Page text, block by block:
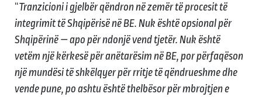
“Tranzicioni i gjelbër qëndron në zemër të procesit të
integrimit të Shqipërisë në BE. Nuk është opsional për
Shqipërinë — apo për ndonjë vend tjetër. Nuk është
vetëm një kërkesë për anëtarësim në BE, por përfaqëson
një mundësi të shkëlqyer për rritje të qëndrueshme dhe
vende pune, po ashtu është thelbësor për mbrojtjen e